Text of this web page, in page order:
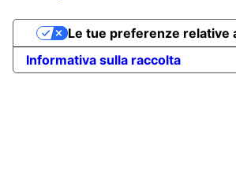
Informativa sulla raccolta
Le tue preferenze relative